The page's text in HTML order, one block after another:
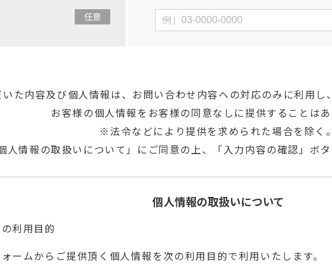
任意
た内容及び個⼈情報は、お問い合わせ内容への対応のみに利⽤し
お客様の個⼈情報をお客様の同意なしに提供することはあ
※法令などにより提供を求められた場合を除く。
人情報の取扱いについて」にご同意の上、「⼊⼒内容の確認」ボタ
個人情報の取扱いについて
利用目的
ームからご提供頂く個人情報を次の利用目的で利用いたします。